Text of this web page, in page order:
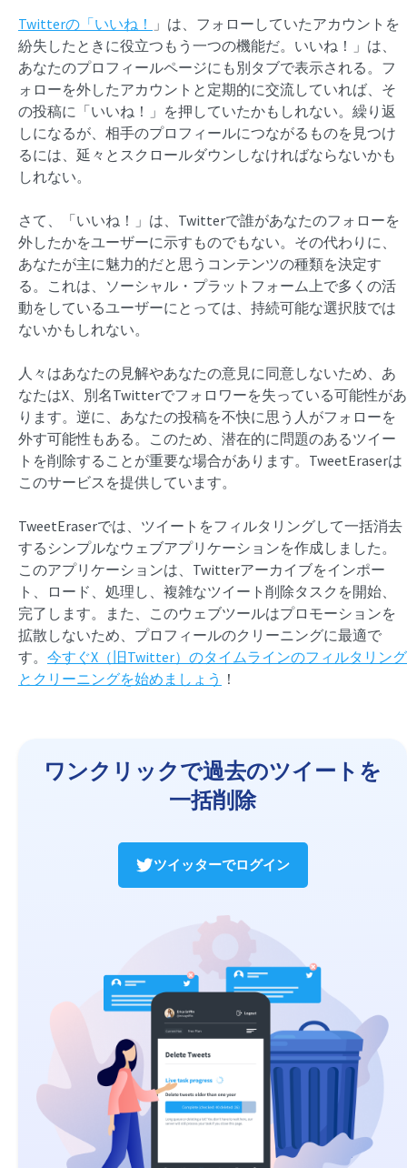
Twitterの「いいね！
」は、フォローしていたアカウントを
紛失したときに役立つもう一つの機能だ。いいね！」は、
あなたのプロフィールページにも別タブで表示される。フ
ォローを外したアカウントと定期的に交流していれば、そ
の投稿に「いいね！」を押していたかもしれない。繰り返
しになるが、相手のプロフィールにつながるものを見つけ
るには、延々とスクロールダウンしなければならないかも
しれない。
さて、「いいね！」は、Twitterで誰があなたのフォローを
外したかをユーザーに示すものでもない。その代わりに、
あなたが主に魅力的だと思うコンテンツの種類を決定す
る。これは、ソーシャル・プラットフォーム上で多くの活
動をしているユーザーにとっては、持続可能な選択肢では
ないかもしれない。
人々はあなたの見解やあなたの意見に同意しないため、あ
なたはX、別名Twitterでフォロワーを失っている可能性があ
ります。逆に、あなたの投稿を不快に思う人がフォローを
外す可能性もある。このため、潜在的に問題のあるツイー
トを削除することが重要な場合があります。TweetEraserは
このサービスを提供しています。
TweetEraserでは、ツイートをフィルタリングして一括消去
するシンプルなウェブアプリケーションを作成しました。
このアプリケーションは、Twitterアーカイブをインポー
ト、ロード、処理し、複雑なツイート削除タスクを開始、
完了します。また、このウェブツールはプロモーションを
拡散しないため、プロフィールのクリーニングに最適で
す。 今すぐX（旧Twitter）のタイムラインのフィルタリング
とクリーニングを始めましょう ！
ワンクリックで過去のツイートを
一括削除
ツイッターでログイン